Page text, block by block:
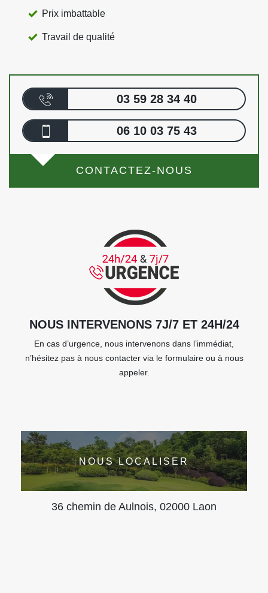
Prix imbattable
Travail de qualité
03 59 28 34 40
06 10 03 75 43
CONTACTEZ-NOUS
NOUS INTERVENONS 7J/7 ET 24H/24
En cas d’urgence, nous intervenons dans l’immédiat,
n’hésitez pas à nous contacter via le formulaire ou à nous
appeler.
NOUS LOCALISER
36 chemin de Aulnois, 02000 Laon